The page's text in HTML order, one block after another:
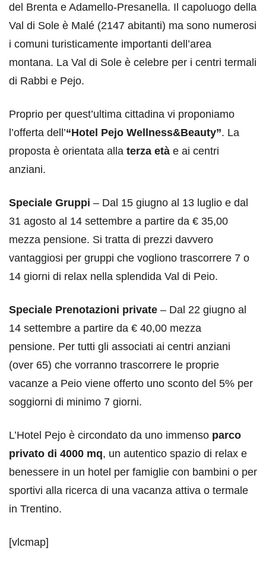
del Brenta e Adamello-Presanella. Il capoluogo della
Val di Sole è Malé (2147 abitanti) ma sono numerosi
i comuni turisticamente importanti dell’area
montana. La Val di Sole è celebre per i centri termali
di Rabbi e Pejo.
Proprio per quest’ultima cittadina vi proponiamo
l’offerta dell’“Hotel Pejo Wellness&Beauty”. La
proposta è orientata alla terza età e ai centri
anziani.
Speciale Gruppi – Dal 15 giugno al 13 luglio e dal
31 agosto al 14 settembre a partire da € 35,00
mezza pensione. Si tratta di prezzi davvero
vantaggiosi per gruppi che vogliono trascorrere 7 o
14 giorni di relax nella splendida Val di Peio.
Speciale Prenotazioni private – Dal 22 giugno al
14 settembre a partire da € 40,00 mezza
pensione. Per tutti gli associati ai centri anziani
(over 65) che vorranno trascorrere le proprie
vacanze a Peio viene offerto uno sconto del 5% per
soggiorni di minimo 7 giorni.
L’Hotel Pejo è circondato da uno immenso parco
privato di 4000 mq, un autentico spazio di relax e
benessere in un hotel per famiglie con bambini o per
sportivi alla ricerca di una vacanza attiva o termale
in Trentino.
[vlcmap]